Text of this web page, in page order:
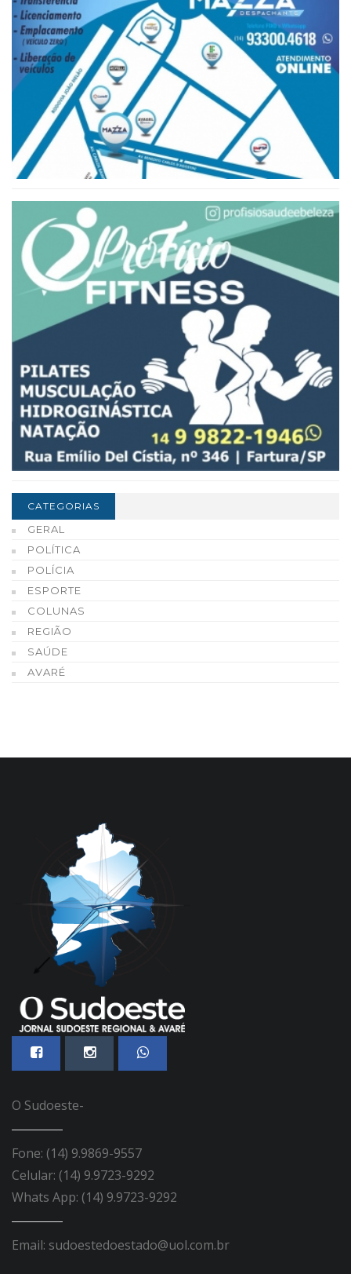
CATEGORIAS
GERAL
POLÍTICA
POLÍCIA
ESPORTE
COLUNAS
REGIÃO
SAÚDE
AVARÉ
O Sudoeste-
Fone: (14) 9.9869-9557
Celular: (14) 9.9723-9292
Whats App: (14) 9.9723-9292
Email: sudoestedoestado@uol.com.br